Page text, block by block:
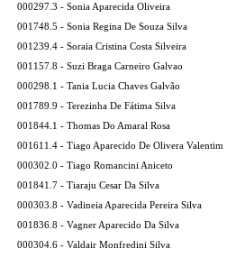
000297.3 - Sonia Aparecida Oliveira
001748.5 - Sonia Regina De Souza Silva
001239.4 - Soraia Cristina Costa Silveira
001157.8 - Suzi Braga Carneiro Galvao
000298.1 - Tania Lucia Chaves Galvão
001789.9 - Terezinha De Fátima Silva
001844.1 - Thomas Do Amaral Rosa
001611.4 - Tiago Aparecido De Olivera Valentim
000302.0 - Tiago Romancini Aniceto
001841.7 - Tiaraju Cesar Da Silva
000303.8 - Vadineia Aparecida Pereira Silva
001836.8 - Vagner Aparecido Da Silva
000304.6 - Valdair Monfredini Silva